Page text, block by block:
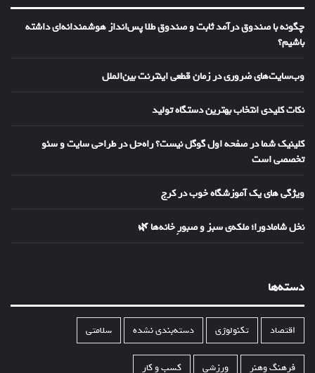
چگونه با صندوق درآمد ثابت و صندوق طلا پس‌انداز هوشمندانه‌ای داشته
باشیم؟
وب‌سایت‌های ضروری در زمان قطعی اینترنت بین‌الملل
نکات کلیدی انتخاب بهترین دستگاه تولید
کلینیک شما در صفحه اول گوگل نیست؟ راه‌حل در طراحی سایت و سئو
تخصصی است
ویژگی های یک آموزشگاه خوب در کرج
نخل شامادورا؛ ملکه‌ی سبز و صبورِ خانه‌ها 🌿
دسته‌ها
اقتصاد تکنولوژی دسته‌بندی نشده سلامتی
فرهنگ وهنر ورزشی کسب و کار